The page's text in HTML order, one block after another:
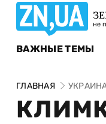
не
ВАЖНЫЕ ТЕМЫ
ГЛАВНАЯ